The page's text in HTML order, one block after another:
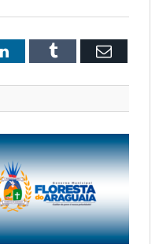
LinkedInTumblr Email